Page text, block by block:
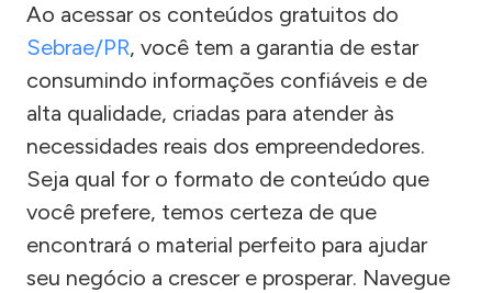
Ao acessar os conteúdos gratuitos do
Sebrae/PR, você tem a garantia de estar
consumindo informações confiáveis e de
alta qualidade, criadas para atender às
necessidades reais dos empreendedores.
Seja qual for o formato de conteúdo que
você prefere, temos certeza de que
encontrará o material perfeito para ajudar
seu negócio a crescer e prosperar. Navegue